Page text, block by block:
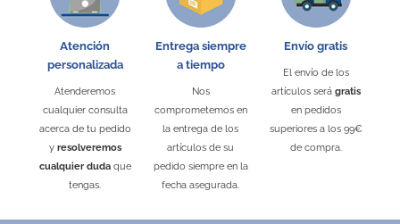
Atención
personalizada
Atenderemos
cualquier consulta
acerca de tu pedido
y resolveremos
cualquier dudaque
tengas.
Entrega siempre
a tiempo
Nos
comprometemos en
la entrega de los
artículos de su
pedido siempre en la
fecha asegurada.
Envío gratis
El envío de los
artículos será gratis
en pedidos
superiores a los 99€
de compra.